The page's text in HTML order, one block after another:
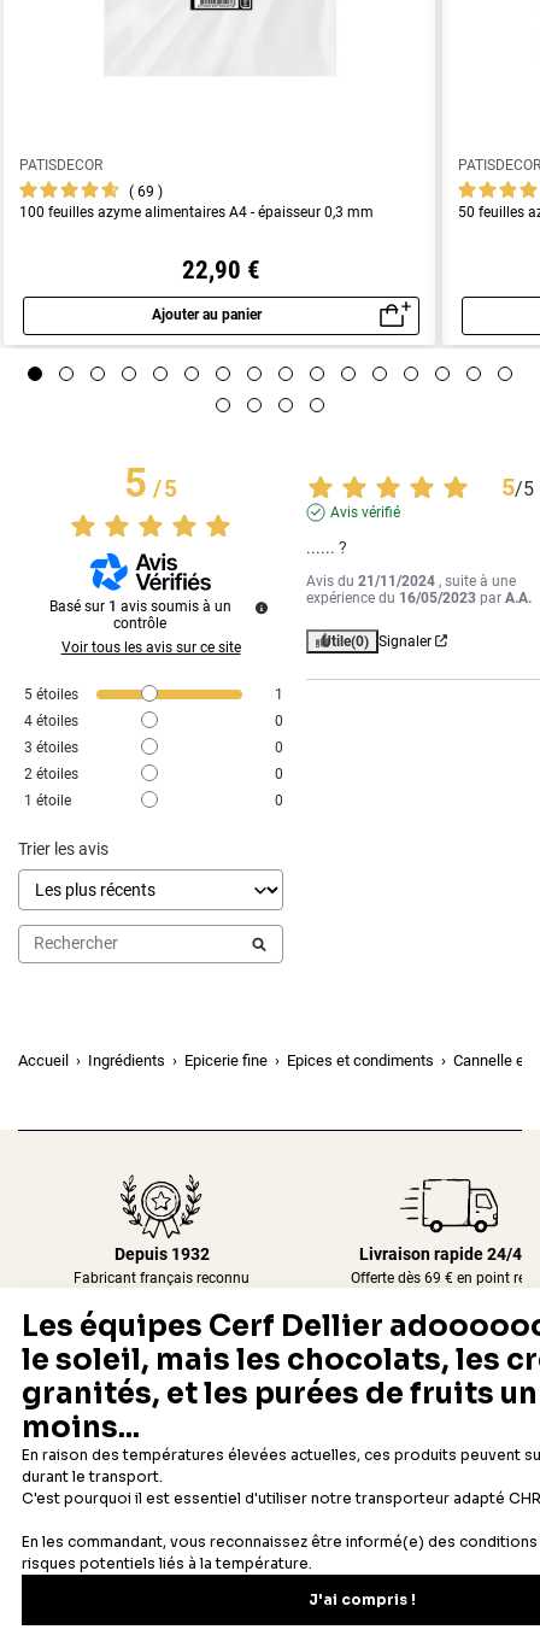
PATISDECOR
69
100 feuilles azyme alimentaires A4 - épaisseur 0,3 mm
22,90 €
Ajouter au panier
Aperçu rapide
50 feuilles
5/5
Basé sur 1 avis soumis à un
contrôle
Voir tous les avis sur ce site
5 étoiles
1
4 étoiles
0
3 étoiles
0
2 étoiles
0
1 étoile 0
Trier les avis
5/5
Avis vérifié
...... ?
Avis du21/11/2024 , suite à une
expérience du 16/05/2023 parA.A.
Utile(0) Signaler
Accueil Ingrédients Epicerie fine Epices et condiments Cannelle en
Depuis 1932
Fabricant français reconnu
Livraison rapide 24/48h
Offerte dès 69 € en point
Newsletter
Recevez les recettes, astuces et offres spéciales.
S'inscrire